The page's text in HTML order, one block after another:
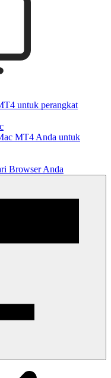
untuk perangkat
MT4 Anda untuk
Browser Anda